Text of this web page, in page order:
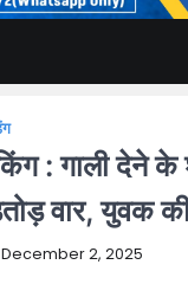
: गाली देने
वार, युवक
December 2, 2025